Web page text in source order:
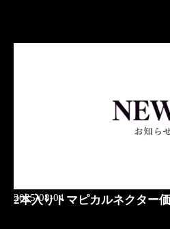
2025-08-04
2本入りトマピカルネクター